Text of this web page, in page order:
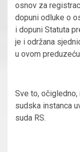
osnov za
dopuni odluke o
i dopuni Statuta
je i održana
u ovom
Sve to,
sudska instanca
suda RS.